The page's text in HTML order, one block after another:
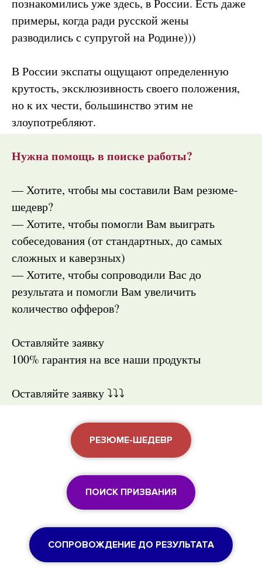
познакомились уже здесь, в России. Есть даже
примеры, когда ради русской жены
разводились с супругой на Родине)))
В России экспаты ощущают определенную
крутость, эксклюзивность своего положения,
но к их чести, большинство этим не
злоупотребляют.
Нужна помощь в поиске работы?
— Хотите, чтобы мы составили Вам резюме-
шедевр?
— Хотите, чтобы помогли Вам выиграть
собеседования (от стандартных, до самых
сложных и каверзных)
— Хотите, чтобы сопроводили Вас до
результата и помогли Вам увеличить
количество офферов?
Оставляйте заявку
100% гарантия на все наши продукты
Оставляйте заявку ⤵️⤵️⤵️
РЕЗЮМЕ-ШЕДЕВР
ПОИСК ПРИЗВАНИЯ
СОПРОВОЖДЕНИЕ ДО РЕЗУЛЬТАТА